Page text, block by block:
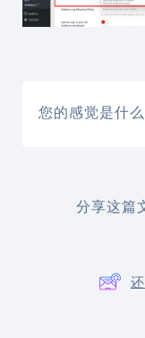
您的感觉是什么
分享这篇